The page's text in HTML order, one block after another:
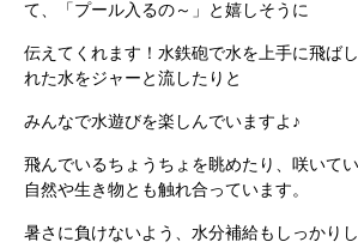
て、「プール入るの～」と嬉しそうに
伝えてくれます！水鉄砲で水を上手に飛ば
れた水をジャーと流したりと
みんなで水遊びを楽しんでいますよ♪
飛んでいるちょうちょを眺めたり、咲いて
自然や生き物とも触れ合っています。
暑さに負けないよう、水分補給もしっかり